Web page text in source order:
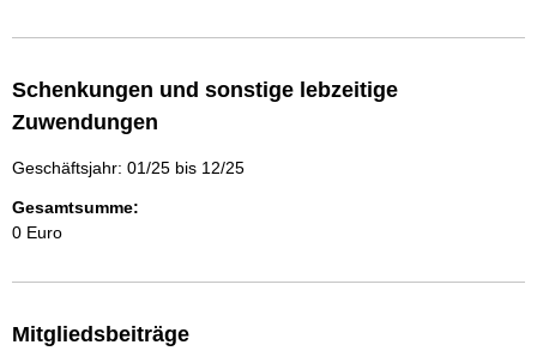
Schenkungen und sonstige lebzeitige
Zuwendungen
Geschäftsjahr: 01/25 bis 12/25
Gesamtsumme:
0 Euro
Mitgliedsbeiträge